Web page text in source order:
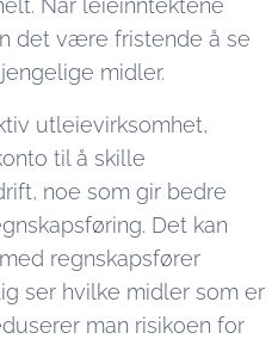
Når leieinntektene
det være fristende å se
midler.
utleievirksomhet,
til å skille
noe som gir bedre
Det kan
regnskapsfører
ser hvilke midler som er
man risikoen for